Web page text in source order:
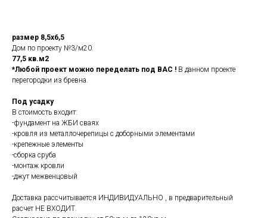
размер 8,5х6,5
Дом по проекту №3/м20.
77,5 кв.м2
*Любой проект можно переделать под ВАС ! В данном проекте
перегородки из бревна.
Под усадку
В стоимость входит:
-фундамент на ЖБИ сваях
-кровля из металлочерепицы с доборными элементами
-крепежные элементы
-сборка сруба
-монтаж кровли
-джут межвенцовый
Доставка рассчитывается ИНДИВИДУАЛЬНО , в предварительный
расчет НЕ ВХОДИТ.